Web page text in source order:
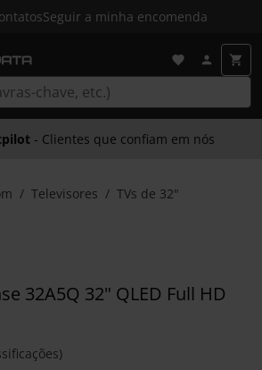
Seguir a minha encomenda
- Clientes que confiam em nós
Televisores TVs de 32"
32A5Q 32" QLED Full HD